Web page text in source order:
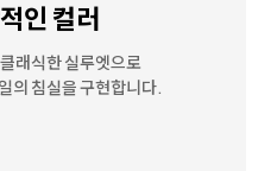
인 컬러
래식한 실루엣으로
의 침실을 구현합니다.